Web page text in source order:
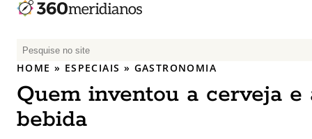
P
e
q
u
i
HOME » ESPECIAIS » GASTRONOMIA
Quem inventou a cerveja e
bebida